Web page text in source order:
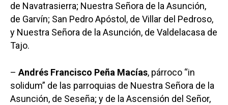
de Navatrasierra; Nuestra Señora de la Asunción,
de Garvín; San Pedro Apóstol, de Villar del Pedroso,
y Nuestra Señora de la Asunción, de Valdelacasa de
Tajo.
–Andrés Francisco Peña Macías, párroco “in
solidum” de las parroquias de Nuestra Señora de la
Asunción, de Seseña; y de la Ascensión del Señor,